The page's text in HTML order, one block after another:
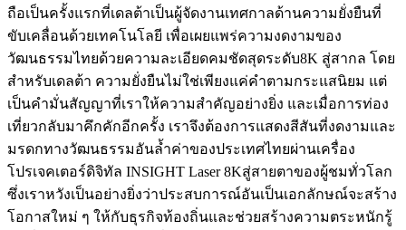
ถือเป็นครั้งแรกที่เดลต้าเป็นผู้จัดงานเทศกาลด้านความยั่งยืนที่
ขับเคลื่อนด้วยเทคโนโลยี เพื่อเผยแพร่ความงดงามของ
วัฒนธรรมไทยด้วยความละเอียดคมชัดสุดระดับ8K สู่สากล โดย
สำหรับเดลต้า ความยั่งยืนไม่ใช่เพียงแค่คำตามกระแสนิยม แต่
เป็นคำมั่นสัญญาที่เราให้ความสำคัญอย่างยิ่ง และเมื่อการท่อง
เที่ยวกลับมาคึกคักอีกครั้ง เราจึงต้องการแสดงสีสันที่งดงามและ
มรดกทางวัฒนธรรมอันล้ำค่าของประเทศไทยผ่านเครื่อง
โปรเจคเตอร์ดิจิทัล INSIGHT Laser 8Kสู่สายตาของผู้ชมทั่วโลก
ซึ่งเราหวังเป็นอย่างยิ่งว่าประสบการณ์อันเป็นเอกลักษณ์จะสร้าง
โอกาสใหม่ ๆ ให้กับธุรกิจท้องถิ่นและช่วยสร้างความตระหนักรู้